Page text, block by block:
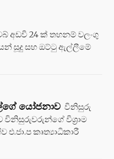
අඩවි 24 ක් තහනම් වලංගු
සූදු සහ ඔට්ටු ඇල්ලීමේ
යෝජනාව විනිසුරු
විනිසුරුවරුන්ගේ විශ්‍රාම
කෘත්‍යාධිකාරී